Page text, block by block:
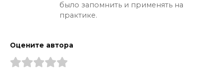
было запомнить и применять на
практике.
Оцените автора